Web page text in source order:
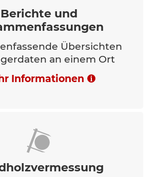
Berichte und
Übersichten
an einem Ort
Informationen